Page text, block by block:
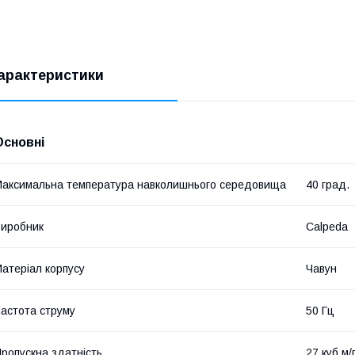
температура навколишнього середовища 40 град.
Calpeda
корпусу Чавун
струму 50 Гц
здатність 27 куб.м/